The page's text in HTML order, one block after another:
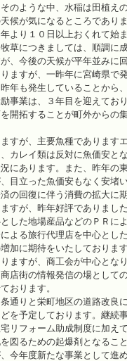
のような中、水稲は田植え
候が気になるところであり
より１０日以上おくれて始
草につきましては、順調に
、今後の天候が平年並みに
ますが、一昨年に宮崎県で
年も発生していることから
事業は、３年目を迎えてお
開拓することが町外からの
すが、主要魚種であります
カレイ類は反対に魚価安と
にあります。また、昨年の
目立った魚価安もなく安堵
の回復に伴う消費の拡大に
すが、昨年好評でありまし
した地場産品などのＰＲに
よる旅行代理店を中心とし
加に期待をいたしております
ますが、商工会が中心とな
店街の情報発信の場として
おります。
通りと栄町地区の道路改良
を予定しております。継
リフォーム助成制度に加え
図るための起爆剤となるこ
今年度新たな事業として進